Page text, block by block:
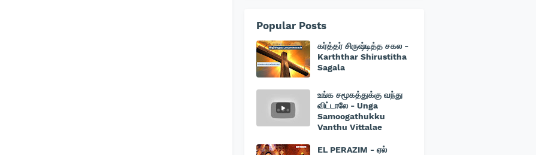
Popular Posts
கர்த்தர் சிருஷ்டித்த சகல -
Karththar Shirustitha
Sagala
உங்க சமூகத்துக்கு வந்து
விட்டாலே - Unga
Samoogathukku
Vanthu Vittalae
EL PERAZIM - ஏல்